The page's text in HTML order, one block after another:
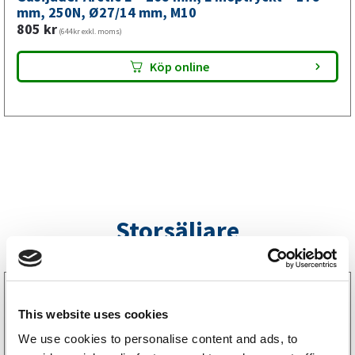
This website uses cookies
We use cookies to personalise content and ads, to
mm,
M10
mängd
mm, 250N, Ø27/14 mm, M10
805 kr (644kr exkl. moms)
Köp online
Storsäljare
LGF Skylt Självhäftande